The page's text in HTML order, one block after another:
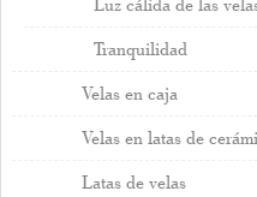
Tranquilidad
Velas en caja
Velas en latas de
Latas de velas